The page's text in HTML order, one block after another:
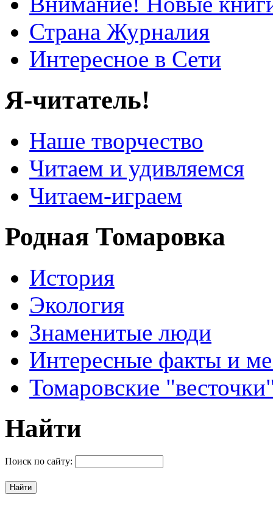
Страна Журналия
Интересное в Сети
Я-читатель!
Наше творчество
Читаем и удивляемся
Читаем-играем
Родная Томаровка
История
Экология
Знаменитые люди
Интересные факты и
Томаровские
Найти
Поиск по сайту: